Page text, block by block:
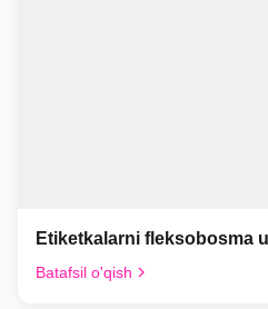
Etiketkalarni fleksobosma
Batafsil o'qish